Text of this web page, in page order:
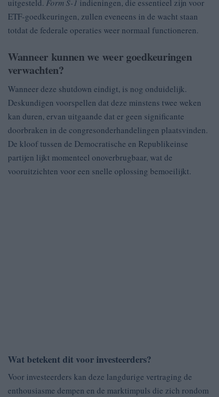
uitgesteld. Form S-1 indieningen, die essentieel zijn voor
ETF-goedkeuringen, zullen eveneens in de wacht staan
totdat de federale operaties weer normaal functioneren.
Wanneer kunnen we weer goedkeuringen
verwachten?
Wanneer deze shutdown eindigt, is nog onduidelijk.
Deskundigen voorspellen dat deze minstens twee weken
kan duren, ervan uitgaande dat er geen significante
doorbraken in de congresonderhandelingen plaatsvinden.
De kloof tussen de Democratische en Republikeinse
partijen lijkt momenteel onoverbrugbaar, wat de
vooruitzichten voor een snelle oplossing bemoeilijkt.
Wat betekent dit voor investeerders?
Voor investeerders kan deze langdurige vertraging de
enthousiasme dempen en de marktimpuls die zich rondom